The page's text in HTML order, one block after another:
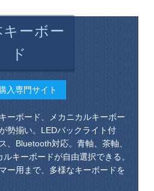
ーボー
ド
入専門サイト
ーボード、メカニカルキーボー
勢揃い。LEDバックライト付
、Bluetooth対応。青軸、茶軸、
キーボードが自由選択できる。
ー用まで、多様なキーボードを